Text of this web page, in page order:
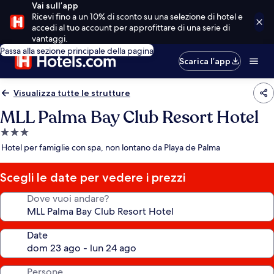
Vai sull’app
Ricevi fino a un 10% di sconto su una selezione di hotel e
accedi al tuo account per approfittare di una serie di
vantaggi.
Passa alla sezione principale della pagina
Scarica l’app
Visualizza tutte le strutture
MLL Palma Bay Club Resort Hotel
Struttura
a
stelle
Hotel per famiglie con spa, non lontano da Playa de Palma
Scegli le date per vedere i prezzi
Dove vuoi andare?
Date